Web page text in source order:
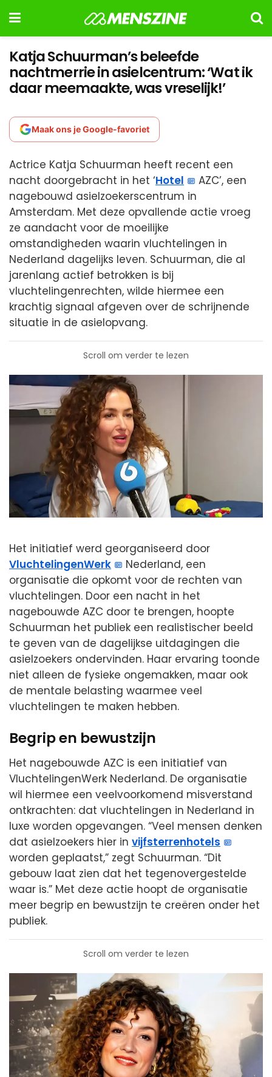
Katja Schuurman’s beleefde
nachtmerrie in asielcentrum: ‘Wat ik
daar meemaakte, was vreselijk!’
Maak ons je Google-favoriet
Actrice Katja Schuurman heeft recent een
nacht doorgebracht in het ‘Hotel
AZC’, een
nagebouwd asielzoekerscentrum in
Amsterdam. Met deze opvallende actie vroeg
ze aandacht voor de moeilijke
omstandigheden waarin vluchtelingen in
Nederland dagelijks leven. Schuurman, die al
jarenlang actief betrokken is bij
vluchtelingenrechten, wilde hiermee een
krachtig signaal afgeven over de schrijnende
situatie in de asielopvang.
Scroll om verder te lezen
Het initiatief werd georganiseerd door
VluchtelingenWerk
Nederland, een
organisatie die opkomt voor de rechten van
vluchtelingen. Door een nacht in het
nagebouwde AZC door te brengen, hoopte
Schuurman het publiek een realistischer beeld
te geven van de dagelijkse uitdagingen die
asielzoekers ondervinden. Haar ervaring toonde
niet alleen de fysieke ongemakken, maar ook
de mentale belasting waarmee veel
vluchtelingen te maken hebben.
Begrip en bewustzijn
Het nagebouwde AZC is een initiatief van
VluchtelingenWerk Nederland. De organisatie
wil hiermee een veelvoorkomend misverstand
ontkrachten: dat vluchtelingen in Nederland in
luxe worden opgevangen. “Veel mensen denken
dat asielzoekers hier in vijfsterrenhotels
worden geplaatst,” zegt Schuurman. “Dit
gebouw laat zien dat het tegenovergestelde
waar is.” Met deze actie hoopt de organisatie
meer begrip en bewustzijn te creëren onder het
publiek.
Scroll om verder te lezen